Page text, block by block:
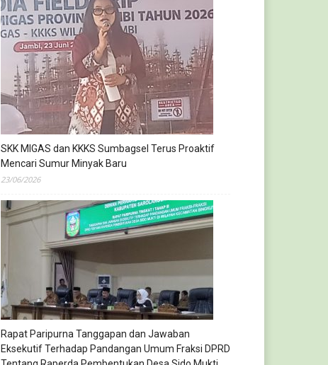
SKK MIGAS dan KKKS Sumbagsel Terus Proaktif
Mencari Sumur Minyak Baru
23/06/2026
Rapat Paripurna Tanggapan dan Jawaban
Eksekutif Terhadap Pandangan Umum Fraksi DPRD